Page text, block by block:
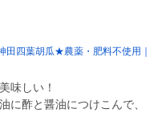
田四葉胡瓜★農薬・肥料不使用｜
味しい！
に酢と醤油につけこんで、